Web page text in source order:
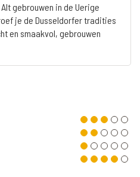
gebrouwen in de Uerige
je de Dusseldorfer tradities
en smaakvol, gebrouwen